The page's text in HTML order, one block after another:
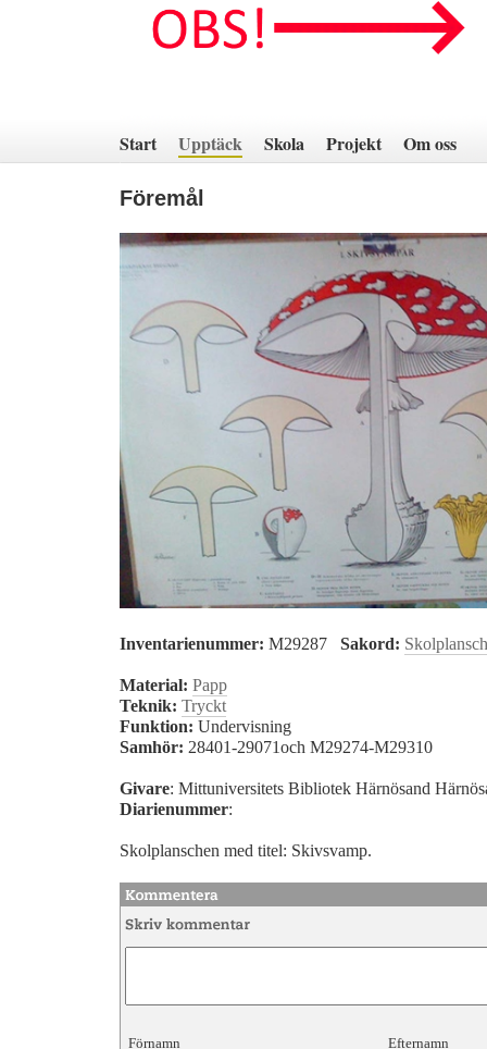
innehåll
Start Upptäck Skola Projekt Om oss
Föremål
Inventarienummer: M29287 Sakord: Skolplansch
Material: Papp
Teknik: Tryckt
Funktion: Undervisning
Samhör: 28401-29071och M29274-M29310
Givare: Mittuniversitets Bibliotek Härnösand
Diarienummer:
Skolplanschen med titel: Skivsvamp.
Förnamn Efternamn